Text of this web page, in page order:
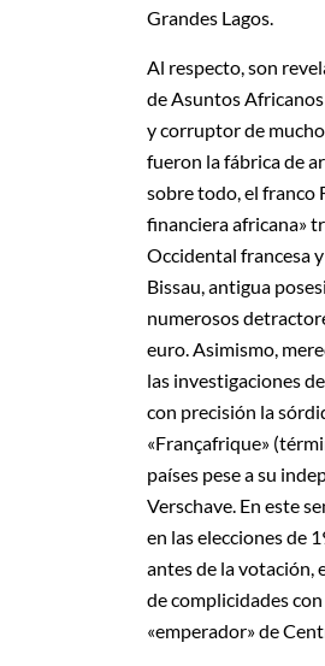
Grandes Lagos.
Al respecto, son
de Asuntos
y corruptor de
fueron la fábrica de
sobre todo, el franco
financiera africana»
Occidental francesa
Bissau, antigua
numerosos
euro. Asimismo,
las investigaciones
con precisión la
«Françafrique»
países pese a su
Verschave. En este
en las elecciones de
antes de la votación,
de complicidades
«emperador» de